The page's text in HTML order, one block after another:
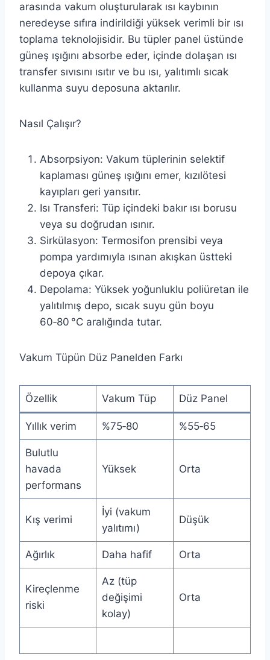
arasında vakum oluşturularak ısı kaybının
neredeyse sıfıra indirildiği yüksek verimli bir ısı
toplama teknolojisidir. Bu tüpler panel üstünde
güneş ışığını absorbe eder, içinde dolaşan ısı
transfer sıvısını ısıtır ve bu ısı, yalıtımlı sıcak
kullanma suyu deposuna aktarılır.
Nasıl Çalışır?
Absorpsiyon: Vakum tüplerinin selektif
kaplaması güneş ışığını emer, kızılötesi
kayıpları geri yansıtır.
Isı Transferi: Tüp içindeki bakır ısı borusu
veya su doğrudan ısınır.
Sirkülasyon: Termosifon prensibi veya
pompa yardımıyla ısınan akışkan üstteki
depoya çıkar.
Depolama: Yüksek yoğunluklu poliüretan ile
yalıtılmış depo, sıcak suyu gün boyu
60‑80 °C aralığında tutar.
Vakum Tüpün Düz Panelden Farkı
Özellik Vakum Tüp Düz Panel
Yıllık verim %75‑80 %55‑65
Bulutlu
havada
performans
Yüksek Orta
Kış verimi
İyi (vakum
yalıtımı)
Düşük
Ağırlık Daha hafif Orta
Kireçlenme
riski
Az (tüp
değişimi
kolay)
Orta